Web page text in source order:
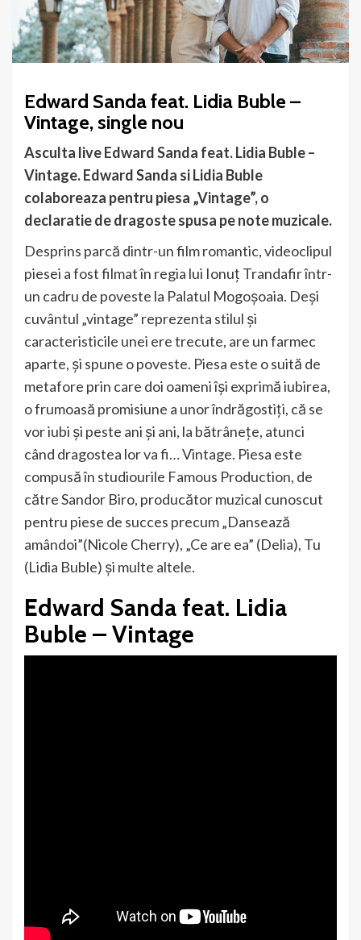
Edward Sanda feat. Lidia Buble –
Vintage, single nou
Asculta live Edward Sanda feat. Lidia Buble –
Vintage. Edward Sanda si Lidia Buble
colaboreaza pentru piesa „Vintage”, o
declaratie de dragoste spusa pe note muzicale.
Desprins parcă dintr-un film romantic, videoclipul
piesei a fost filmat în regia lui Ionuț Trandafir într-
un cadru de poveste la Palatul Mogoșoaia. Deși
cuvântul „vintage” reprezenta stilul și
caracteristicile unei ere trecute, are un farmec
aparte, și spune o poveste. Piesa este o suită de
metafore prin care doi oameni își exprimă iubirea,
o frumoasă promisiune a unor îndrăgostiți, că se
vor iubi și peste ani și ani, la bătrânețe, atunci
când dragostea lor va fi… Vintage. Piesa este
compusă în studiourile Famous Production, de
către Sandor Biro, producător muzical cunoscut
pentru piese de succes precum „Dansează
amândoi”(Nicole Cherry), „Ce are ea” (Delia), Tu
(Lidia Buble) și multe altele.
Edward Sanda feat. Lidia
Buble – Vintage